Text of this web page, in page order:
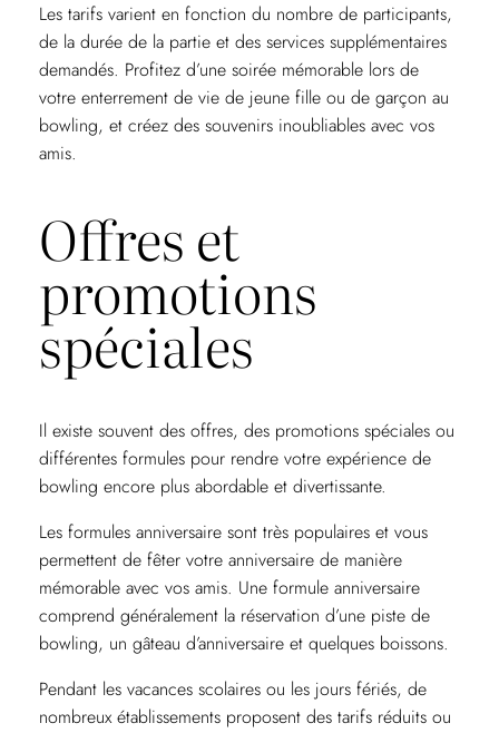
Les tarifs varient en fonction du nombre de participants,
de la durée de la partie et des services supplémentaires
demandés. Profitez d’une soirée mémorable lors de
votre enterrement de vie de jeune fille ou de garçon au
bowling, et créez des souvenirs inoubliables avec vos
amis.
Offres et
promotions
spéciales
Il existe souvent des offres, des promotions spéciales ou
différentes formules pour rendre votre expérience de
bowling encore plus abordable et divertissante.
Les formules anniversaire sont très populaires et vous
permettent de fêter votre anniversaire de manière
mémorable avec vos amis. Une formule anniversaire
comprend généralement la réservation d’une piste de
bowling, un gâteau d’anniversaire et quelques boissons.
Pendant les vacances scolaires ou les jours fériés, de
nombreux établissements proposent des tarifs réduits ou